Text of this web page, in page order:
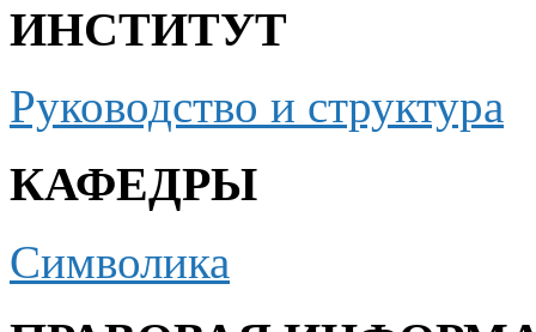
ИНСТИТУТ
Руководство и структура
КАФЕДРЫ
Символика